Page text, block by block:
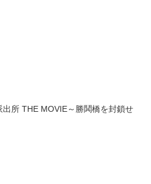
出所 THE MOVIE～勝鬨橋を封鎖せ